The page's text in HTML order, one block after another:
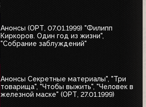
Анонсы (ОРТ, 07.01.1999) "Филипп
Киркоров. Один год из жизни",
"Собрание заблуждений"
Анонсы Секретные материалы", "Три
товарища", "Чтобы выжить", "Человек в
железной маске" (ОРТ, 27.01.1999)